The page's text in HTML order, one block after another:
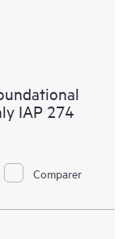
IAP 274
Comparer